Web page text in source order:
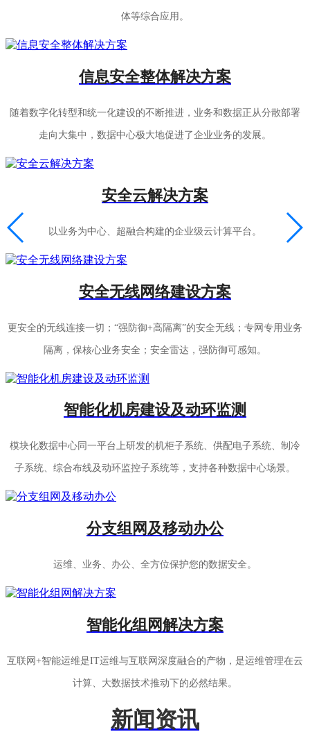
体等综合应用。
信息安全整体解决方案
随着数字化转型和统一化建设的不断推进，业务和数据正从分散部署
走向大集中，数据中心极大地促进了企业业务的发展。
安全云解决方案
以业务为中心、超融合构建的企业级云计算平台。
安全无线网络建设方案
更安全的无线连接一切；“强防御+高隔离”的安全无线；专网专用业务
隔离，保核心业务安全；安全雷达，强防御可感知。
智能化机房建设及动环监测
模块化数据中心同一平台上研发的机柜子系统、供配电子系统、制冷
子系统、综合布线及动环监控子系统等，支持各种数据中心场景。
分支组网及移动办公
运维、业务、办公、全方位保护您的数据安全。
智能化组网解决方案
互联网+智能运维是IT运维与互联网深度融合的产物，是运维管理在云
计算、大数据技术推动下的必然结果。
新闻资讯